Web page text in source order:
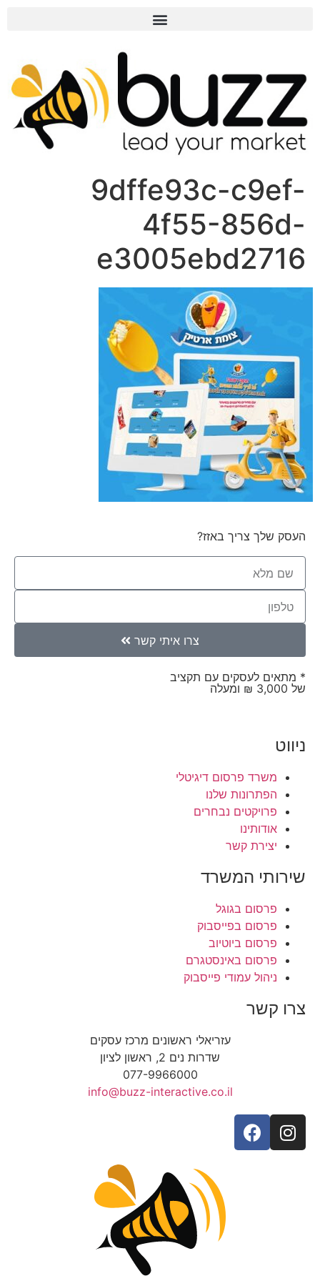
9dffe93c-c9ef-
4f55-856d-
e3005ebd2716
העסק שלך צריך באזז?
צרו איתי קשר
* מתאים לעסקים עם תקציב
של 3,000 ₪ ומעלה
ניווט
משרד פרסום דיגיטלי
הפתרונות שלנו
פרויקטים נבחרים
אודותינו
יצירת קשר
שירותי המשרד
פרסום בגוגל
פרסום בפייסבוק
פרסום ביוטיוב
פרסום באינסטגרם
ניהול עמודי פייסבוק
צרו קשר
עזריאלי ראשונים מרכז עסקים
שדרות נים 2, ראשון לציון
077-9966000
info@buzz-interactive.co.il